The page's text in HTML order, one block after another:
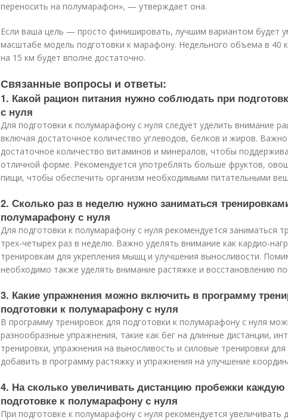
переносить на полумарафон», — утверждает она.
Если ваша цель — просто финишировать, лучшим вариантом будет
масштабе модель подготовки к марафону. Недельного объема в 40
на 15 км будет вполне достаточно.
Связанные вопросы и ответы:
1. Какой рацион питания нужно соблюдать при
с нуля
Для подготовки к полумарафону с нуля следует уделить внимание
включая достаточное количество углеводов, белков и жиров.
достаточное количество витаминов и минералов, чтобы
отличной форме. Рекомендуется употреблять больше фруктов,
пищи, чтобы обеспечить организм необходимыми питательными
2. Сколько раз в неделю нужно заниматься
полумарафону с нуля
Для подготовки к полумарафону с нуля рекомендуется заниматься
трех-четырех раз в неделю. Важно уделять внимание как кардио-
тренировкам для укрепления мышц и улучшения выносливости.
необходимо также уделять внимание растяжке и восстановлению
3. Какие упражнения можно включить в программу
подготовки к полумарафону с нуля
В программу тренировок для подготовки к полумарафону с нуля
разнообразные упражнения, такие как бег на длинные дистанции,
тренировки, упражнения на выносливость и силовые тренировки
добавить в программу растяжку и упражнения на улучшение
4. На сколько увеличивать дистанцию пробежки
подготовке к полумарафону с нуля
При подготовке к полумарафону с нуля рекомендуется увеличивать